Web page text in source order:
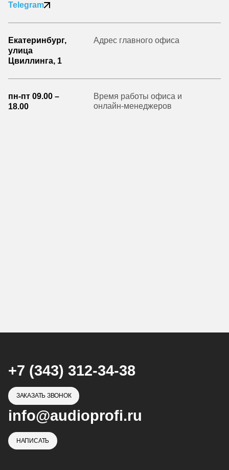
Telegram
Екатеринбург,
улица
Цвиллинга, 1
Адрес главного офиса
пн-пт 09.00 –
18.00
Время работы офиса и
онлайн-менеджеров
+7 (343) 312-34-38
ЗАКАЗАТЬ ЗВОНОК
info@audioprofi.ru
НАПИСАТЬ